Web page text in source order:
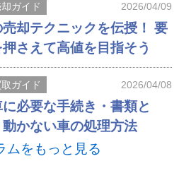
ガイド 2026/04/09
売却テクニックを伝授！ 要
押さえて高値を目指そう
ガイド 2026/04/08
に必要な手続き・書類と
動かない車の処理方法
ムをもっと見る